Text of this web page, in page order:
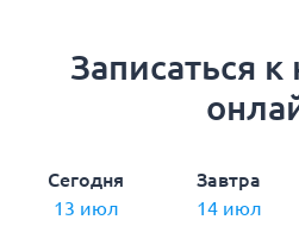
Записаться к
Сегодня
13 июл
Завтра
14 июл